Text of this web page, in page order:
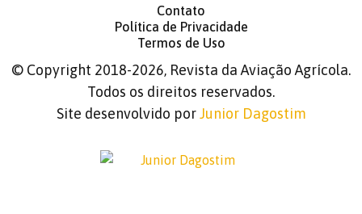
Contato
Política de Privacidade
Termos de Uso
© Copyright 2018-2026, Revista da Aviação Agrícola.
Todos os direitos reservados.
Site desenvolvido porJunior Dagostim